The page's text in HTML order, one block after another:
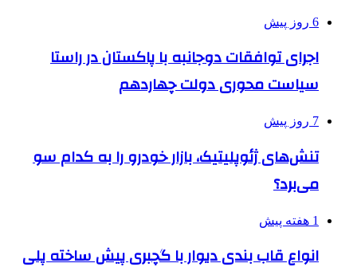
6 روز پیش
اجرای توافقات دوجانبه با پاکستان در راستا
سیاست محوری دولت چهاردهم
7 روز پیش
تنش‌های ژئوپلیتیک، بازار خودرو را به کدام سو
می‌برد؟
1 هفته پیش
انواع قاب بندی دیوار با گچبری پیش ساخته پلی